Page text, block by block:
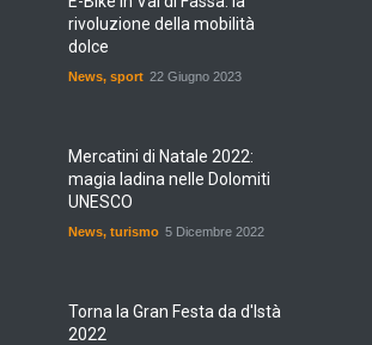
rivoluzione della mobilità
dolce
News, sport 22 Giugno 2023
Mercatini di Natale 2022:
magia ladina nelle Dolomiti
UNESCO
News, turismo 5 Dicembre 2022
Torna la Gran Festa da d'Istà
2022